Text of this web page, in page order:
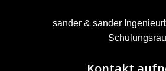
sander & sander